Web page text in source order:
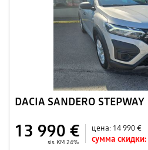
DACIA SANDERO STEPWAY
13 990 €
sis. KM 24%
цена: 14 990 €
сумма скидки: